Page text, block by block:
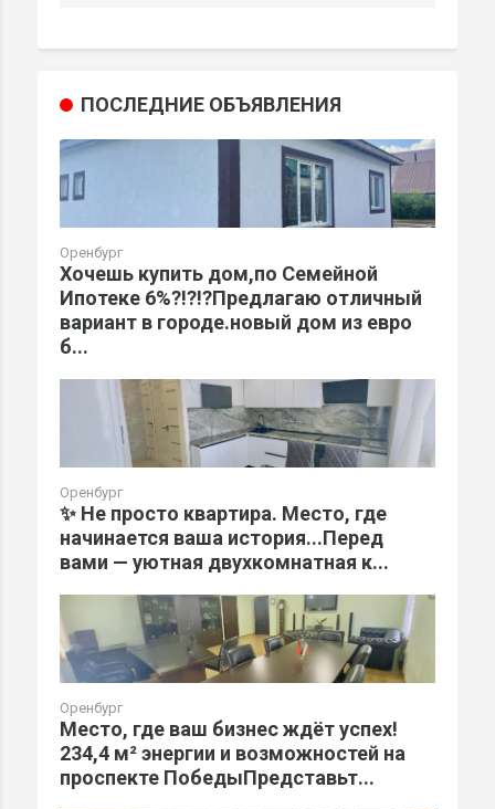
ПОСЛЕДНИЕ ОБЪЯВЛЕНИЯ
Оренбург
Хочешь купить дом,по Семейной
Ипотеке 6%?!?!?Предлагаю отличный
вариант в городе.новый дом из евро
б...
Оренбург
✨ Не просто квартира. Место, где
начинается ваша история...Перед
вами — уютная двухкомнатная к...
Оренбург
Место, где ваш бизнес ждёт успех!
234,4 м² энергии и возможностей на
проспекте ПобедыПредставьт...